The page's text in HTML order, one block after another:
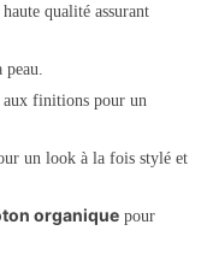
qualité assurant
aux finitions pour un
un look à la fois stylé et
organique pour